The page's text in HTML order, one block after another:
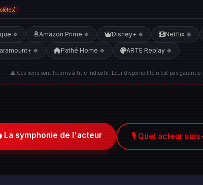
🍀 Amazon Prime 🍀 Disney+ 🍀 Netflix 🍀
🍀 Pathé Home 🍀 ARTE Replay 🍀
⚠️ Ces liens sont fournis à titre indicatif. Leur disponibilité n'est pas garantie.
La symphonie de l'acteur 🎙️ Quel acteur